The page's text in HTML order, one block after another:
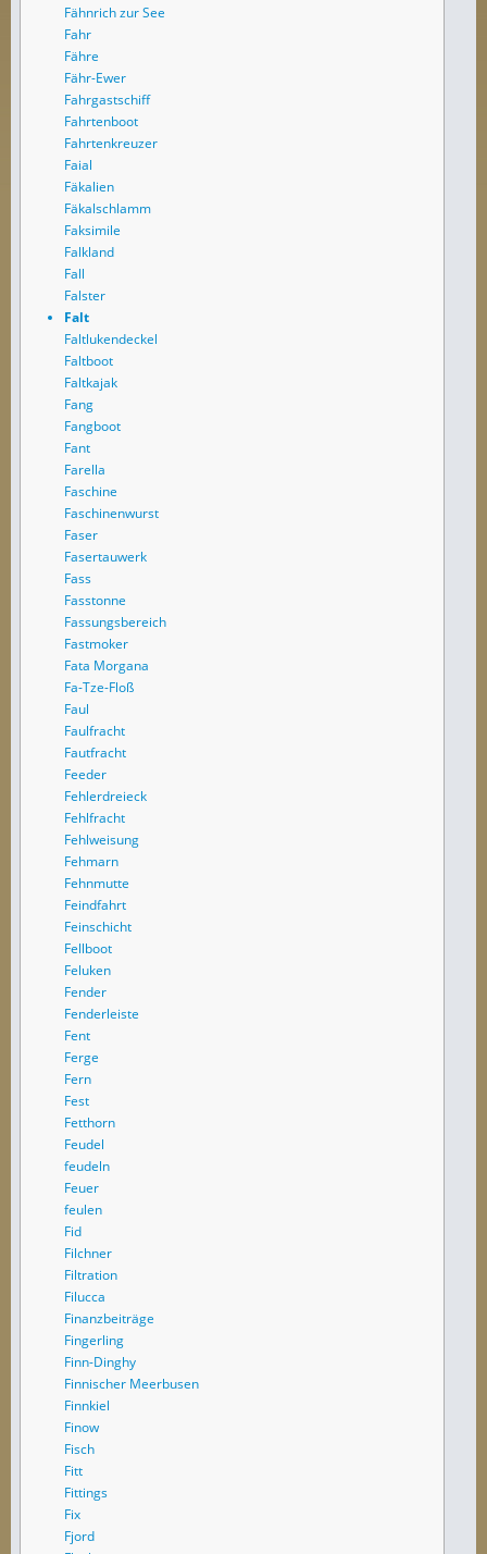
Fähnrich zur See
Fahr
Fähre
Fähr-Ewer
Fahrgastschiff
Fahrtenboot
Fahrtenkreuzer
Faial
Fäkalien
Fäkalschlamm
Faksimile
Falkland
Fall
Falster
Falt
Faltlukendeckel
Faltboot
Faltkajak
Fang
Fangboot
Fant
Farella
Faschine
Faschinenwurst
Faser
Fasertauwerk
Fass
Fasstonne
Fassungsbereich
Fastmoker
Fata Morgana
Fa-Tze-Floß
Faul
Faulfracht
Fautfracht
Feeder
Fehlerdreieck
Fehlfracht
Fehlweisung
Fehmarn
Fehnmutte
Feindfahrt
Feinschicht
Fellboot
Feluken
Fender
Fenderleiste
Fent
Ferge
Fern
Fest
Fetthorn
Feudel
feudeln
Feuer
feulen
Fid
Filchner
Filtration
Filucca
Finanzbeiträge
Fingerling
Finn-Dinghy
Finnischer Meerbusen
Finnkiel
Finow
Fisch
Fitt
Fittings
Fix
Fjord